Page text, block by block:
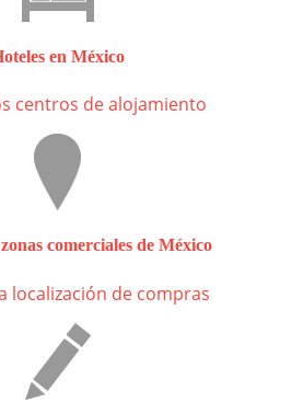
en México
centros de alojamiento
comerciales de México
localización de compras